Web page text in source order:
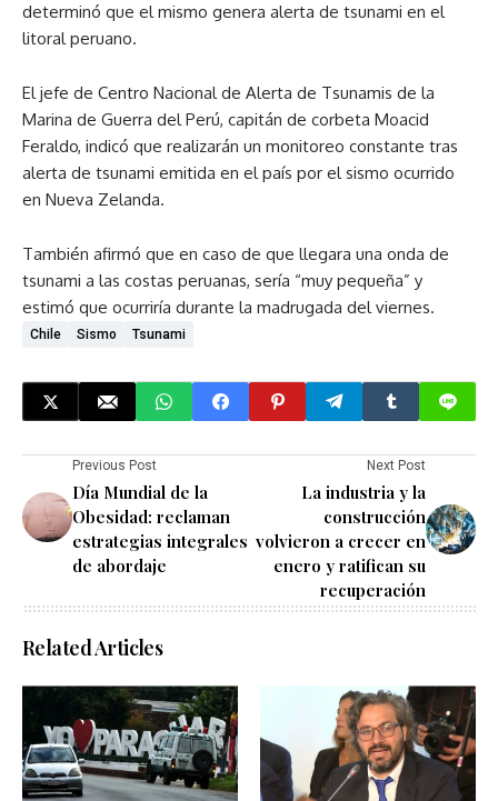
determinó que el mismo genera alerta de tsunami en el
litoral peruano.
El jefe de Centro Nacional de Alerta de Tsunamis de la
Marina de Guerra del Perú, capitán de corbeta Moacid
Feraldo, indicó que realizarán un monitoreo constante tras
alerta de tsunami emitida en el país por el sismo ocurrido
en Nueva Zelanda.
También afirmó que en caso de que llegara una onda de
tsunami a las costas peruanas, sería “muy pequeña” y
estimó que ocurriría durante la madrugada del viernes.
Chile Sismo Tsunami
Previous Post
Día Mundial de la
Obesidad: reclaman
estrategias integrales
de abordaje
Next Post
La industria y la
construcción
volvieron a crecer en
enero y ratifican su
recuperación
Related Articles